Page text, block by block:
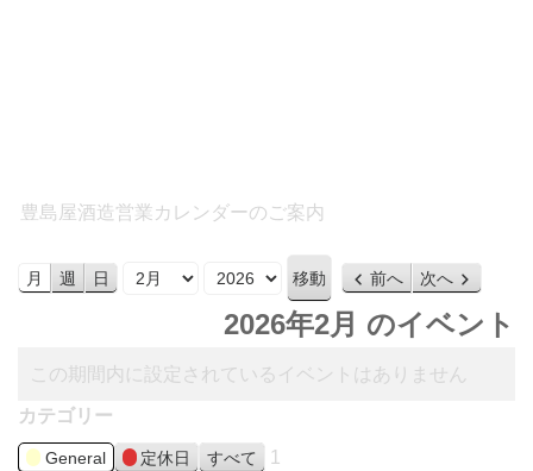
豊島屋酒造営業カレンダーのご案内
月 週 日 月 年 前へ 次へ
2026年2月 のイベント
この期間内に設定されているイベントはありません
カテゴリー
General 定休日 すべて 1